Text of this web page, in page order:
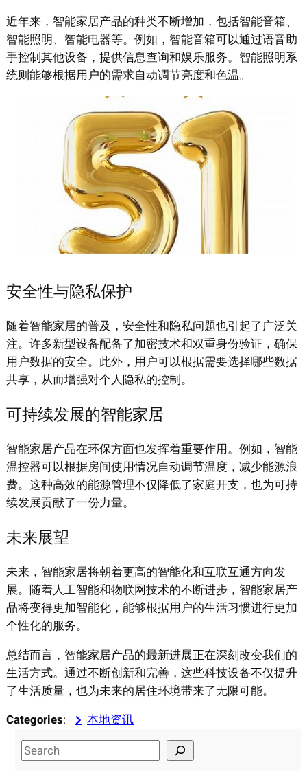
近年来，智能家居产品的种类不断增加，包括智能音箱、
智能照明、智能电器等。例如，智能音箱可以通过语音助
手控制其他设备，提供信息查询和娱乐服务。智能照明系
统则能够根据用户的需求自动调节亮度和色温。
安全性与隐私保护
随着智能家居的普及，安全性和隐私问题也引起了广泛关
注。许多新型设备配备了加密技术和双重身份验证，确保
用户数据的安全。此外，用户可以根据需要选择哪些数据
共享，从而增强对个人隐私的控制。
可持续发展的智能家居
智能家居产品在环保方面也发挥着重要作用。例如，智能
温控器可以根据房间使用情况自动调节温度，减少能源浪
费。这种高效的能源管理不仅降低了家庭开支，也为可持
续发展贡献了一份力量。
未来展望
未来，智能家居将朝着更高的智能化和互联互通方向发
展。随着人工智能和物联网技术的不断进步，智能家居产
品将变得更加智能化，能够根据用户的生活习惯进行更加
个性化的服务。
总结而言，智能家居产品的最新进展正在深刻改变我们的
生活方式。通过不断创新和完善，这些科技设备不仅提升
了生活质量，也为未来的居住环境带来了无限可能。
Categories:
本地资讯
S
e